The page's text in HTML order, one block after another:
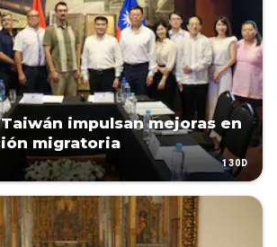
impulsan mejoras en
migratoria
130D